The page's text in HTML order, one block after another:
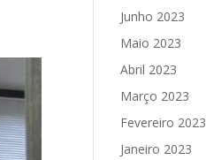
Junho 2023
Maio 2023
Abril 2023
Março 2023
Fevereiro 2023
Janeiro 2023